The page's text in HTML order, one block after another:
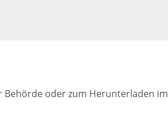
Behörde oder zum Herunterladen im